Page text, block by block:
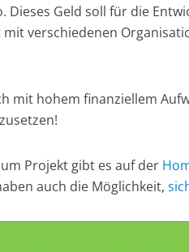
Dieses Geld soll für die
verschiedenen
mit hohem finanziellem
Projekt gibt es auf der
auch die Möglichkeit,